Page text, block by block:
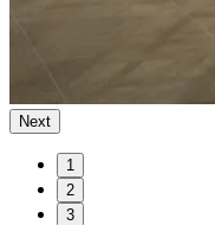
Next
1
2
3